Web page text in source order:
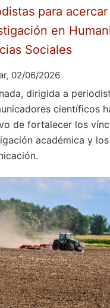
para acercar
en
Sociales
02/06/2026
dirigida a
científicos
de fortalecer los
académica y